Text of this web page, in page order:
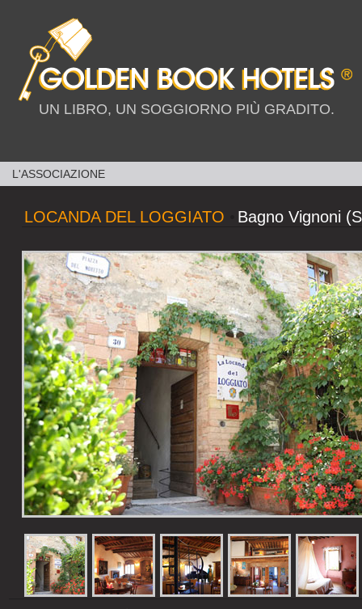
UN LIBRO, UN SOGGIORNO PIÙ GRADITO.
L'ASSOCIAZIONE
LOCANDA DEL LOGGIATO Bagno Vignoni